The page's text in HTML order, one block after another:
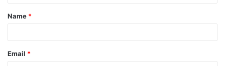
Name *
Email *